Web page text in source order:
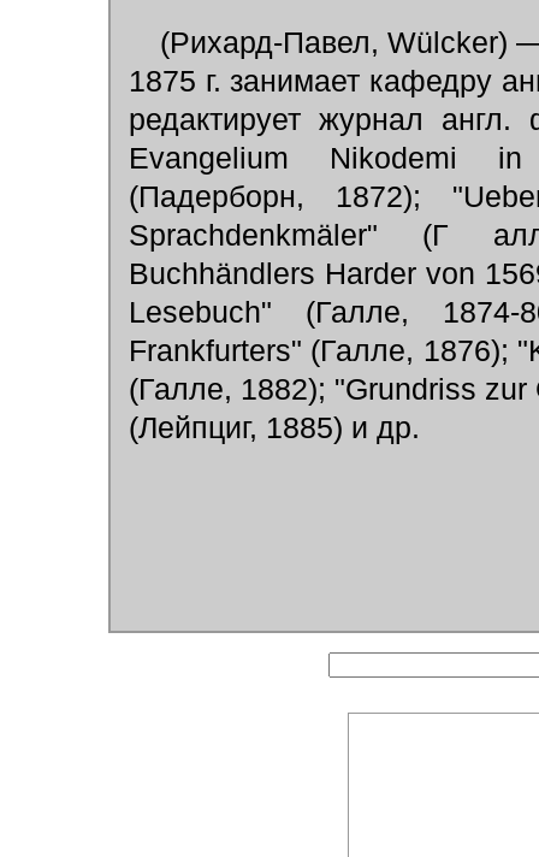
(Рихард-Павел, Wülcker)
1875 г. занимает кафедру
редактирует журнал
Evangelium Nikodemi
(Падерборн, 1872);
Sprachdenkmäler" (Г
Buchhändlers Harder von
Lesebuch" (Галле,
Frankfurters" (Галле, 1876);
(Галле, 1882); "Grundriss
(Лейпциг, 1885) и др.